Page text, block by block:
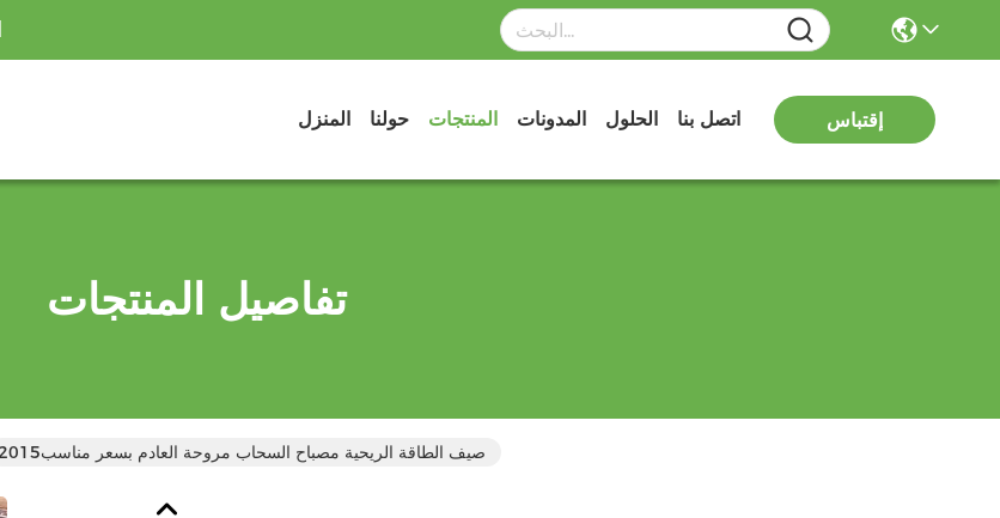
المنزل حولنا المنتجات المدونات الحلول اتصل بنا إقتباس
تفاصيل المنتجات
2015صيف الطاقة الريحية مصباح السحاب مروحة العادم بسعر مناسب